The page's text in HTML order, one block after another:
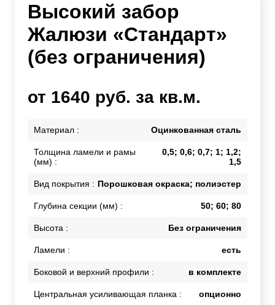
Высокий забор
Жалюзи «Стандарт»
(без ограничения)
от 1640 руб. за кв.м.
Материал : Оцинкованная сталь
Толщина ламели и рамы
(мм) :
0,5; 0,6; 0,7; 1; 1,2;
1,5
Вид покрытия : Порошковая окраска; полиэстер
Глубина секции (мм) : 50; 60; 80
Высота : Без ограничения
Ламели : есть
Боковой и верхний профили : в комплекте
Центральная усиливающая планка : опционно